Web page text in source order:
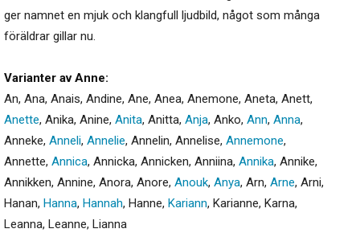
ger namnet en mjuk och klangfull ljudbild, något som många
föräldrar gillar nu.
Varianter av Anne:
An, Ana, Anais, Andine, Ane, Anea, Anemone, Aneta, Anett,
Anette, Anika, Anine, Anita, Anitta, Anja, Anko, Ann, Anna,
Anneke, Anneli, Annelie, Annelin, Annelise, Annemone,
Annette, Annica, Annicka, Annicken, Anniina, Annika, Annike,
Annikken, Annine, Anora, Anore, Anouk, Anya, Arn, Arne, Arni,
Hanan, Hanna, Hannah, Hanne, Kariann, Karianne, Karna,
Leanna, Leanne, Lianna